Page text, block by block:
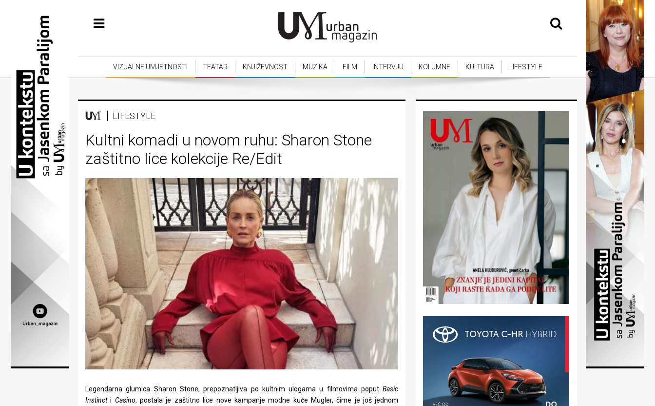
Vizualne
umjetnosti
Teatar
Književnost
Muzika
Film
Intervju
Kolumne
Lifestyle
Beauty
Zdravlje
stolom
u
VIZUALNE UMJETNOSTI TEATAR KNJIŽEVNOST MUZIKA FILM INTERVJU KOLUMNE KULTURA LIFESTYLE
LIFESTYLE
Kultni komadi u novom ruhu: Sharon Stone
zaštitno lice kolekcije Re/Edit
Legendarna glumica Sharon Stone, prepoznatljiva po kultnim ulogama u filmovima poputBasic
Instincti Casino, postala je zaštitno lice nove kampanje modne kuće Mugler, čime je još jednom